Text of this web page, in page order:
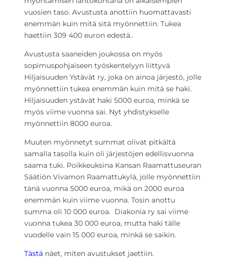
vuosien taso. Avustusta anottiin huomattavasti
enemmän kuin mitä sitä myönnettiin. Tukea
haettiin 309 400 euron edestä..
Avustusta saaneiden joukossa on myös
sopimuspohjaiseen työskentelyyn liittyvä
Hiljaisuuden Ystävät ry, joka on ainoa järjestö, jolle
myönnettiin tukea enemmän kuin mitä se haki.
Hiljaisuuden ystävät haki 5000 euroa, minkä se
myös viime vuonna sai. Nyt yhdistykselle
myönnettiin 8000 euroa.
Muuten myönnetyt summat olivat pitkältä
samalla tasolla kuin oli järjestöjen edellisvuonna
saama tuki. Poikkeuksina Kansan Raamattuseuran
Säätiön Vivamon Raamattukylä, jolle myönnettiin
tänä vuonna 5000 euroa, mikä on 2000 euroa
enemmän kuin viime vuonna. Tosin anottu
summa oli 10 000 euroa. Diakonia ry sai viime
vuonna tukea 30 000 euroa, mutta haki tälle
vuodelle vain 15 000 euroa, minkä se saikin.
Tästä näet, miten avustukset jaettiin.